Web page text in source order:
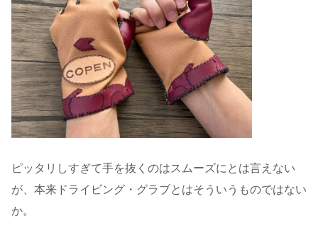
ピッタリしすぎて手を抜くのはスムーズにとは言えない
が、本来ドライビング・グラブとはそういうものではない
か。